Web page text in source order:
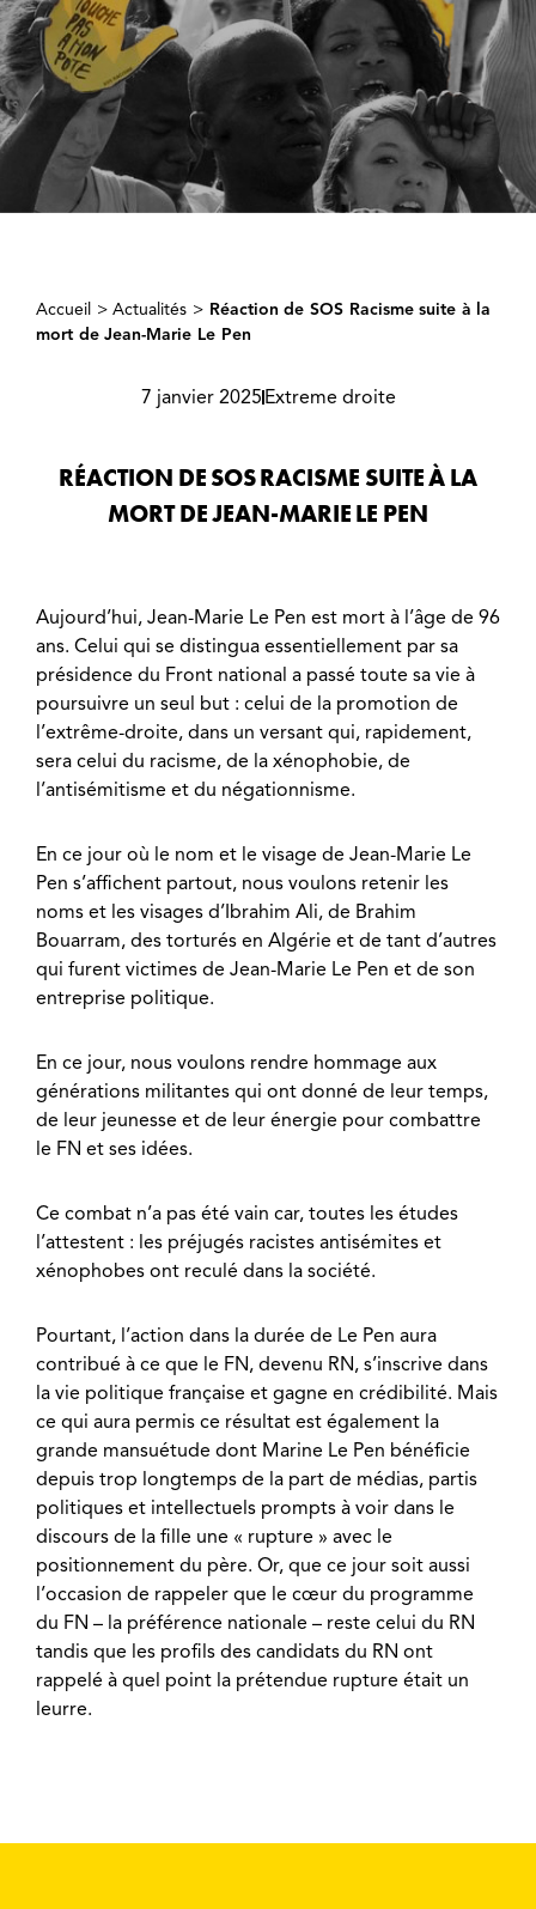
Accueil >Actualités > Réaction de SOS Racisme suite à la
mort de Jean-Marie Le Pen
7 janvier 2025Extreme droite
RÉACTION DE SOS RACISME SUITE À LA
MORT DE JEAN-MARIE LE PEN
Aujourd’hui, Jean-Marie Le Pen est mort à l’âge de 96
ans. Celui qui se distingua essentiellement par sa
présidence du Front national a passé toute sa vie à
poursuivre un seul but : celui de la promotion de
l’extrême-droite, dans un versant qui, rapidement,
sera celui du racisme, de la xénophobie, de
l’antisémitisme et du négationnisme.
En ce jour où le nom et le visage de Jean-Marie Le
Pen s’affichent partout, nous voulons retenir les
noms et les visages d’Ibrahim Ali, de Brahim
Bouarram, des torturés en Algérie et de tant d’autres
qui furent victimes de Jean-Marie Le Pen et de son
entreprise politique.
En ce jour, nous voulons rendre hommage aux
générations militantes qui ont donné de leur temps,
de leur jeunesse et de leur énergie pour combattre
le FN et ses idées.
Ce combat n’a pas été vain car, toutes les études
l’attestent : les préjugés racistes antisémites et
xénophobes ont reculé dans la société.
Pourtant, l’action dans la durée de Le Pen aura
contribué à ce que le FN, devenu RN, s’inscrive dans
la vie politique française et gagne en crédibilité. Mais
ce qui aura permis ce résultat est également la
grande mansuétude dont Marine Le Pen bénéficie
depuis trop longtemps de la part de médias, partis
politiques et intellectuels prompts à voir dans le
discours de la fille une « rupture » avec le
positionnement du père. Or, que ce jour soit aussi
l’occasion de rappeler que le cœur du programme
du FN – la préférence nationale – reste celui du RN
tandis que les profils des candidats du RN ont
rappelé à quel point la prétendue rupture était un
leurre.